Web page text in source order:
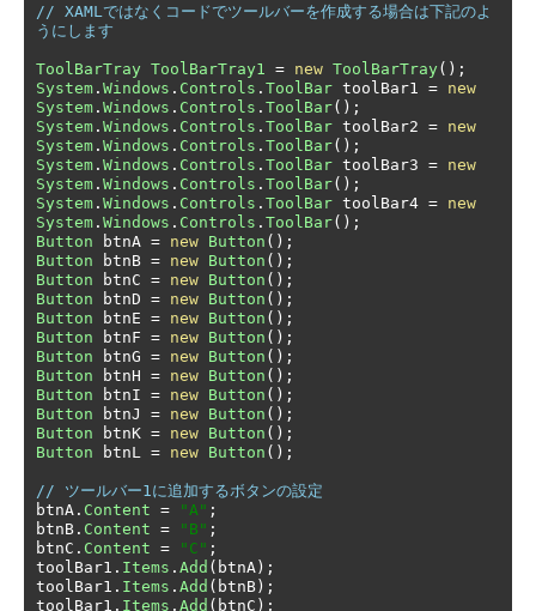
// XAMLではなくコードでツールバーを作成する場合は下記のよ
うにします
ToolBarTray ToolBarTray1 = new ToolBarTray();
System . Windows . Controls . ToolBar toolBar1 = new
System . Windows . Controls . ToolBar();
System . Windows . Controls . ToolBar toolBar2 = new
System . Windows . Controls . ToolBar();
System . Windows . Controls . ToolBar toolBar3 = new
System . Windows . Controls . ToolBar();
System . Windows . Controls . ToolBar toolBar4 = new
System . Windows . Controls . ToolBar();
Button btnA = new Button ();
Button btnB = new Button ();
Button btnC = new Button ();
Button btnD = new Button ();
Button btnE = new Button ();
Button btnF = new Button ();
Button btnG = new Button ();
Button btnH = new Button ();
Button btnI = new Button ();
Button btnJ = new Button ();
Button btnK = new Button ();
Button btnL = new Button ();
// ツールバー1に追加するボタンの設定
btnA . Content = "A" ;
btnB . Content = "B" ;
btnC . Content = "C" ;
toolBar1 . Items . Add ( btnA );
toolBar1 . Items . Add ( btnB);
toolBar1 . Items . Add ( btnC );